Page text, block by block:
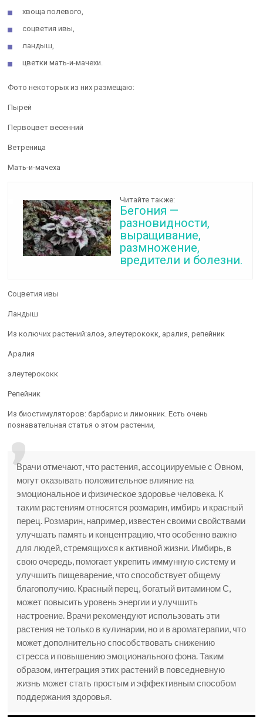
хвоща полевого,
соцветия ивы,
ландыш,
цветки мать-и-мачехи.
Фото некоторых из них размещаю:
Пырей
Первоцвет весенний
Ветреница
Мать-и-мачеха
Читайте также:
Бегония —
разновидности,
выращивание,
размножение,
вредители и болезни.
Соцветия ивы
Ландыш
Из колючих растений:алоэ, элеутерококк, аралия, репейник
Аралия
элеутерококк
Репейник
Из биостимуляторов: барбарис и лимонник. Есть очень
познавательная статья о этом растении,
Врачи отмечают, что растения, ассоциируемые с Овном,
могут оказывать положительное влияние на
эмоциональное и физическое здоровье человека. К
таким растениям относятся розмарин, имбирь и красный
перец. Розмарин, например, известен своими свойствами
улучшать память и концентрацию, что особенно важно
для людей, стремящихся к активной жизни. Имбирь, в
свою очередь, помогает укрепить иммунную систему и
улучшить пищеварение, что способствует общему
благополучию. Красный перец, богатый витамином С,
может повысить уровень энергии и улучшить
настроение. Врачи рекомендуют использовать эти
растения не только в кулинарии, но и в ароматерапии, что
может дополнительно способствовать снижению
стресса и повышению эмоционального фона. Таким
образом, интеграция этих растений в повседневную
жизнь может стать простым и эффективным способом
поддержания здоровья.